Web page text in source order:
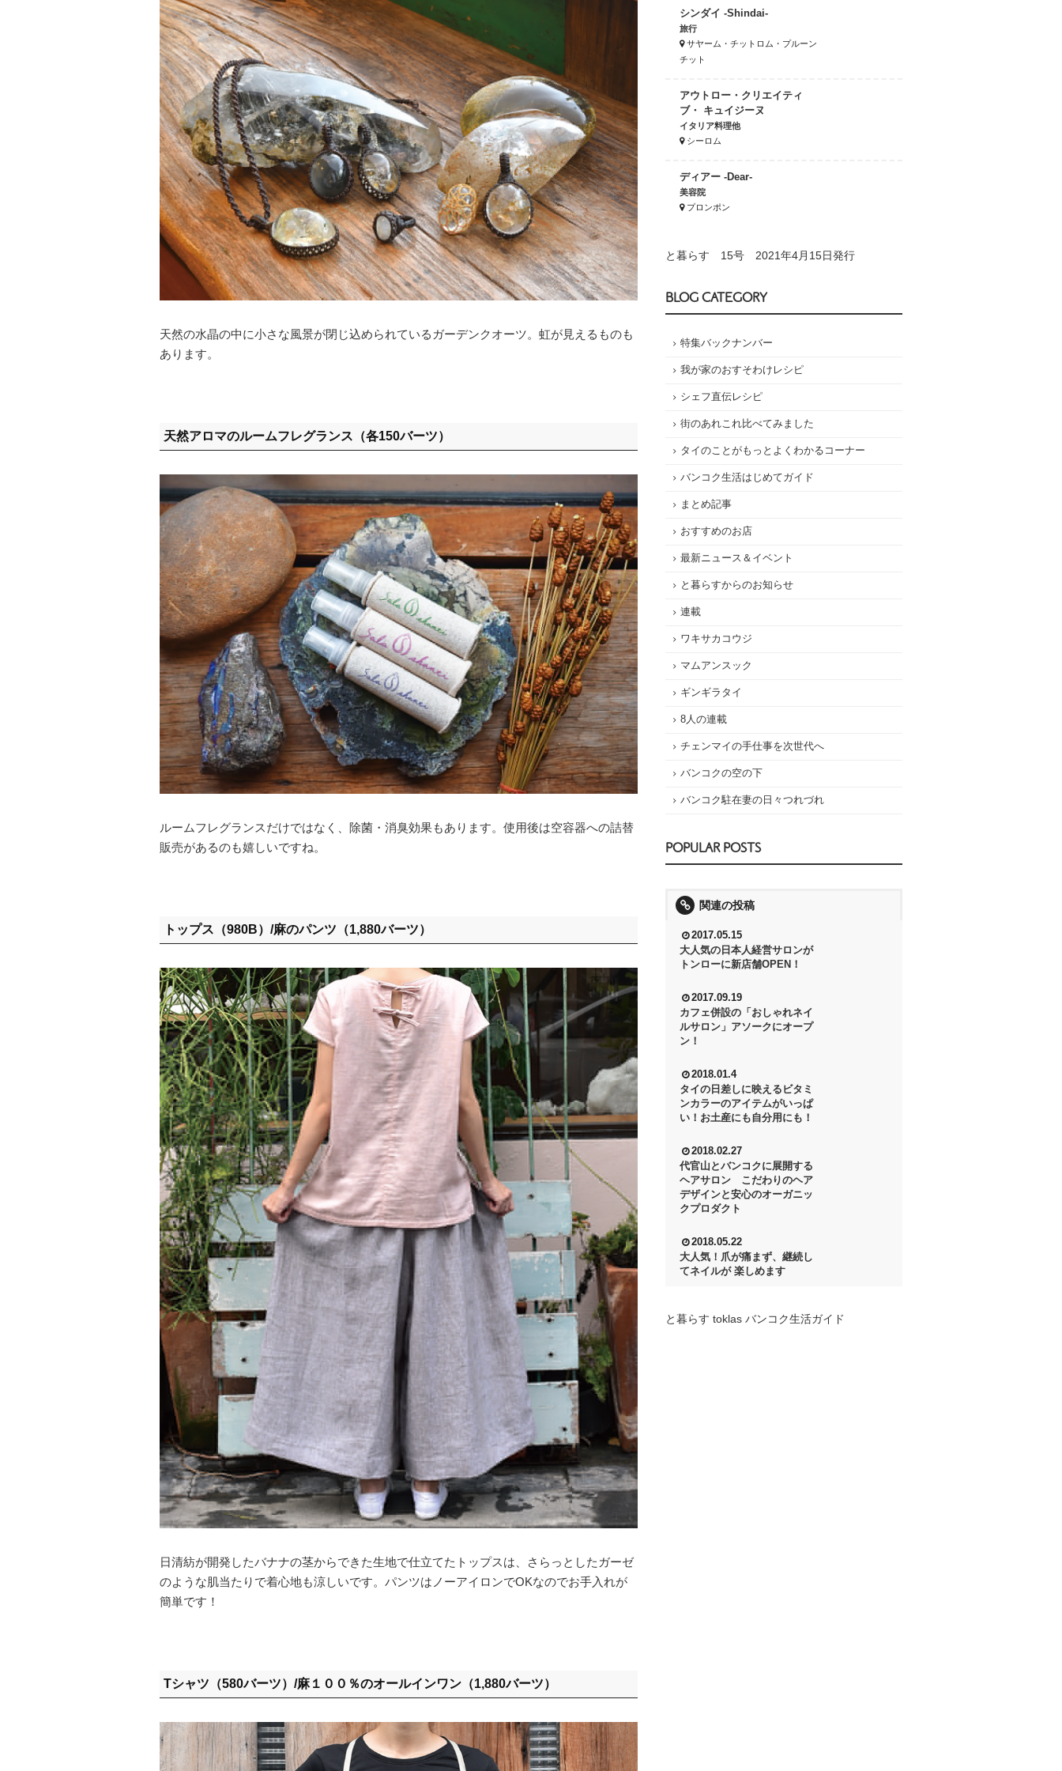
天然の水晶の中に小さな風景が閉じ込められているガーデンクオーツ。虹が見えるものも
あります。
天然アロマのルームフレグランス（各150バーツ）
ルームフレグランスだけではなく、除菌・消臭効果もあります。使用後は空容器への詰替
販売があるのも嬉しいですね。
トップス（980B）/麻のパンツ（1,880バーツ）
日清紡が開発したバナナの茎からできた生地で仕立てたトップスは、さらっとしたガーゼ
のような肌当たりで着心地も涼しいです。パンツはノーアイロンでOKなのでお手入れが
簡単です！
Tシャツ（580バーツ）/麻１００％のオールインワン（1,880バーツ）
シンダイ -Shindai-
旅行
サヤーム・チットロム・プルーン
チット
アウトロー・クリエイティ
ブ・ キュイジーヌ
イタリア料理他
シーロム
ディアー -Dear-
美容院
プロンポン
と暮らす 15号 2021年4月15日発行
BLOG CATEGORY
特集バックナンバー
我が家のおすそわけレシピ
シェフ直伝レシピ
街のあれこれ比べてみました
タイのことがもっとよくわかるコーナー
バンコク生活はじめてガイド
まとめ記事
おすすめのお店
最新ニュース＆イベント
と暮らすからのお知らせ
連載
ワキサカコウジ
マムアンスック
ギンギラタイ
8人の連載
チェンマイの手仕事を次世代へ
バンコクの空の下
バンコク駐在妻の日々つれづれ
POPULAR POSTS
関連の投稿
2017.05.15
大人気の日本人経営サロンが
トンローに新店舗OPEN！
2017.09.19
カフェ併設の「おしゃれネイ
ルサロン」アソークにオープ
ン！
2018.01.4
タイの日差しに映えるビタミ
ンカラーのアイテムがいっぱ
い！お土産にも自分用にも！
2018.02.27
代官山とバンコクに展開する
ヘアサロン こだわりのヘア
デザインと安心のオーガニッ
クプロダクト
2018.05.22
大人気！爪が痛まず、継続し
てネイルが 楽しめます
と暮らす toklas バンコク生活ガイド